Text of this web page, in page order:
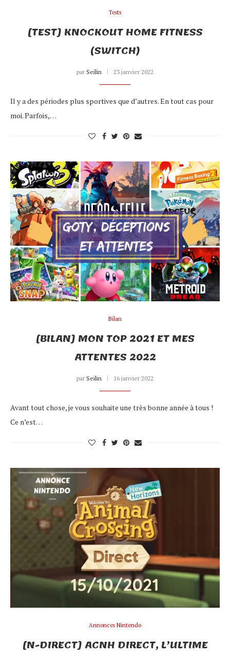
Tests
[TEST] KNOCKOUT HOME FITNESS
(SWITCH)
par Seilin 23 janvier 2022
Il y a des périodes plus sportives que d’autres. En tout cas pour
moi. Parfois,…
Bilan
[BILAN] MON TOP 2021 ET MES
ATTENTES 2022
par Seilin 16 janvier 2022
Avant tout chose, je vous souhaite une très bonne année à tous !
Ce n’est…
Annonces Nintendo
[N-DIRECT] ACNH DIRECT, L’ULTIME